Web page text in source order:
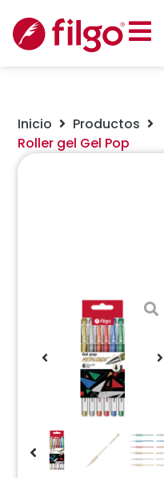
Inicio Productos
Roller gel Gel Pop